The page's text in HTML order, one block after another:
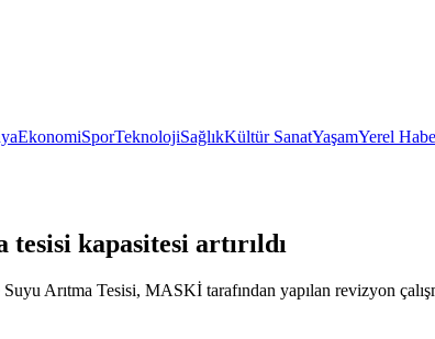
EkonomiSporTeknolojiSağlıkKültür SanatYaşamYerel
kapasitesi artırıldı
Arıtma Tesisi, MASKİ tarafından yapılan revizyon